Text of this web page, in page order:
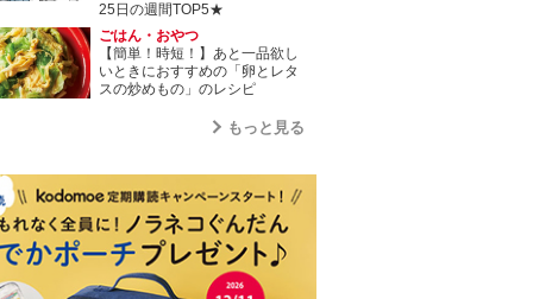
25日の週間TOP5★
ごはん・おやつ
【簡単！時短！】あと一品欲し
いときにおすすめの「卵とレタ
スの炒めもの」のレシピ
もっと見る